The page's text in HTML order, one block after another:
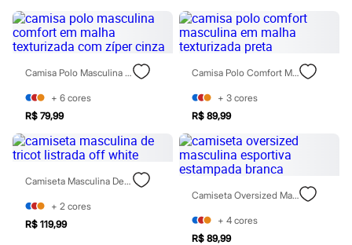
Chinelos
Sapatos
Sandálias e Papetes
Moda esportiva
Acessórios
Bermudas
Camisetas
Calças
Calçados
Regatas
Moda íntima
Cuecas
Meias
Pijamas
Moda praia
Camisa Polo Masculina Comfort Em Malha Texturizada Com Zíper Cinza
+ 6 cores
R$ 79,99
Camisa Polo Comfort Masculina Em Malha Texturizada Preta
+ 3 cores
R$ 89,99
Camiseta Masculina De Tricot Listrada Off White
+ 2 cores
R$ 119,99
Camiseta Oversized Masculina Esportiva Estampada Branca
+ 4 cores
R$ 89,99